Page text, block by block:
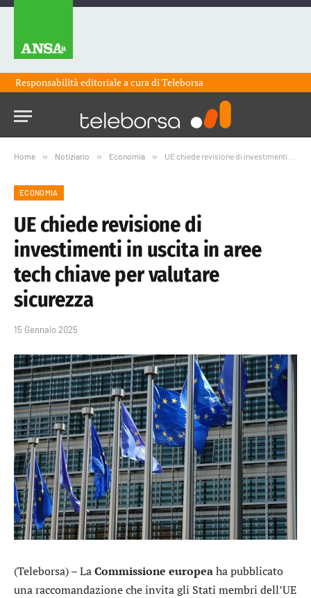
Responsabilità editoriale a cura diTeleborsa
Home » Notiziario » Economia » UE chiede revisione di investimenti in uscita in aree tech chiave per valutare sicurezza
ECONOMIA
UE chiede revisione di
investimenti in uscita in aree
tech chiave per valutare
sicurezza
15 Gennaio 2025
(Teleborsa) – LaCommissione europeaha pubblicato
una raccomandazione che invita gli Stati membri dell’UE